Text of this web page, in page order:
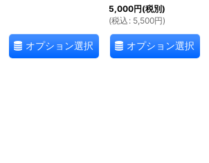
オプション選択
5,000円(税別)
(税込 : 5,500円)
オプション選択